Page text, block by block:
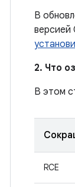
В
версией
2. Что
В этом
RCE